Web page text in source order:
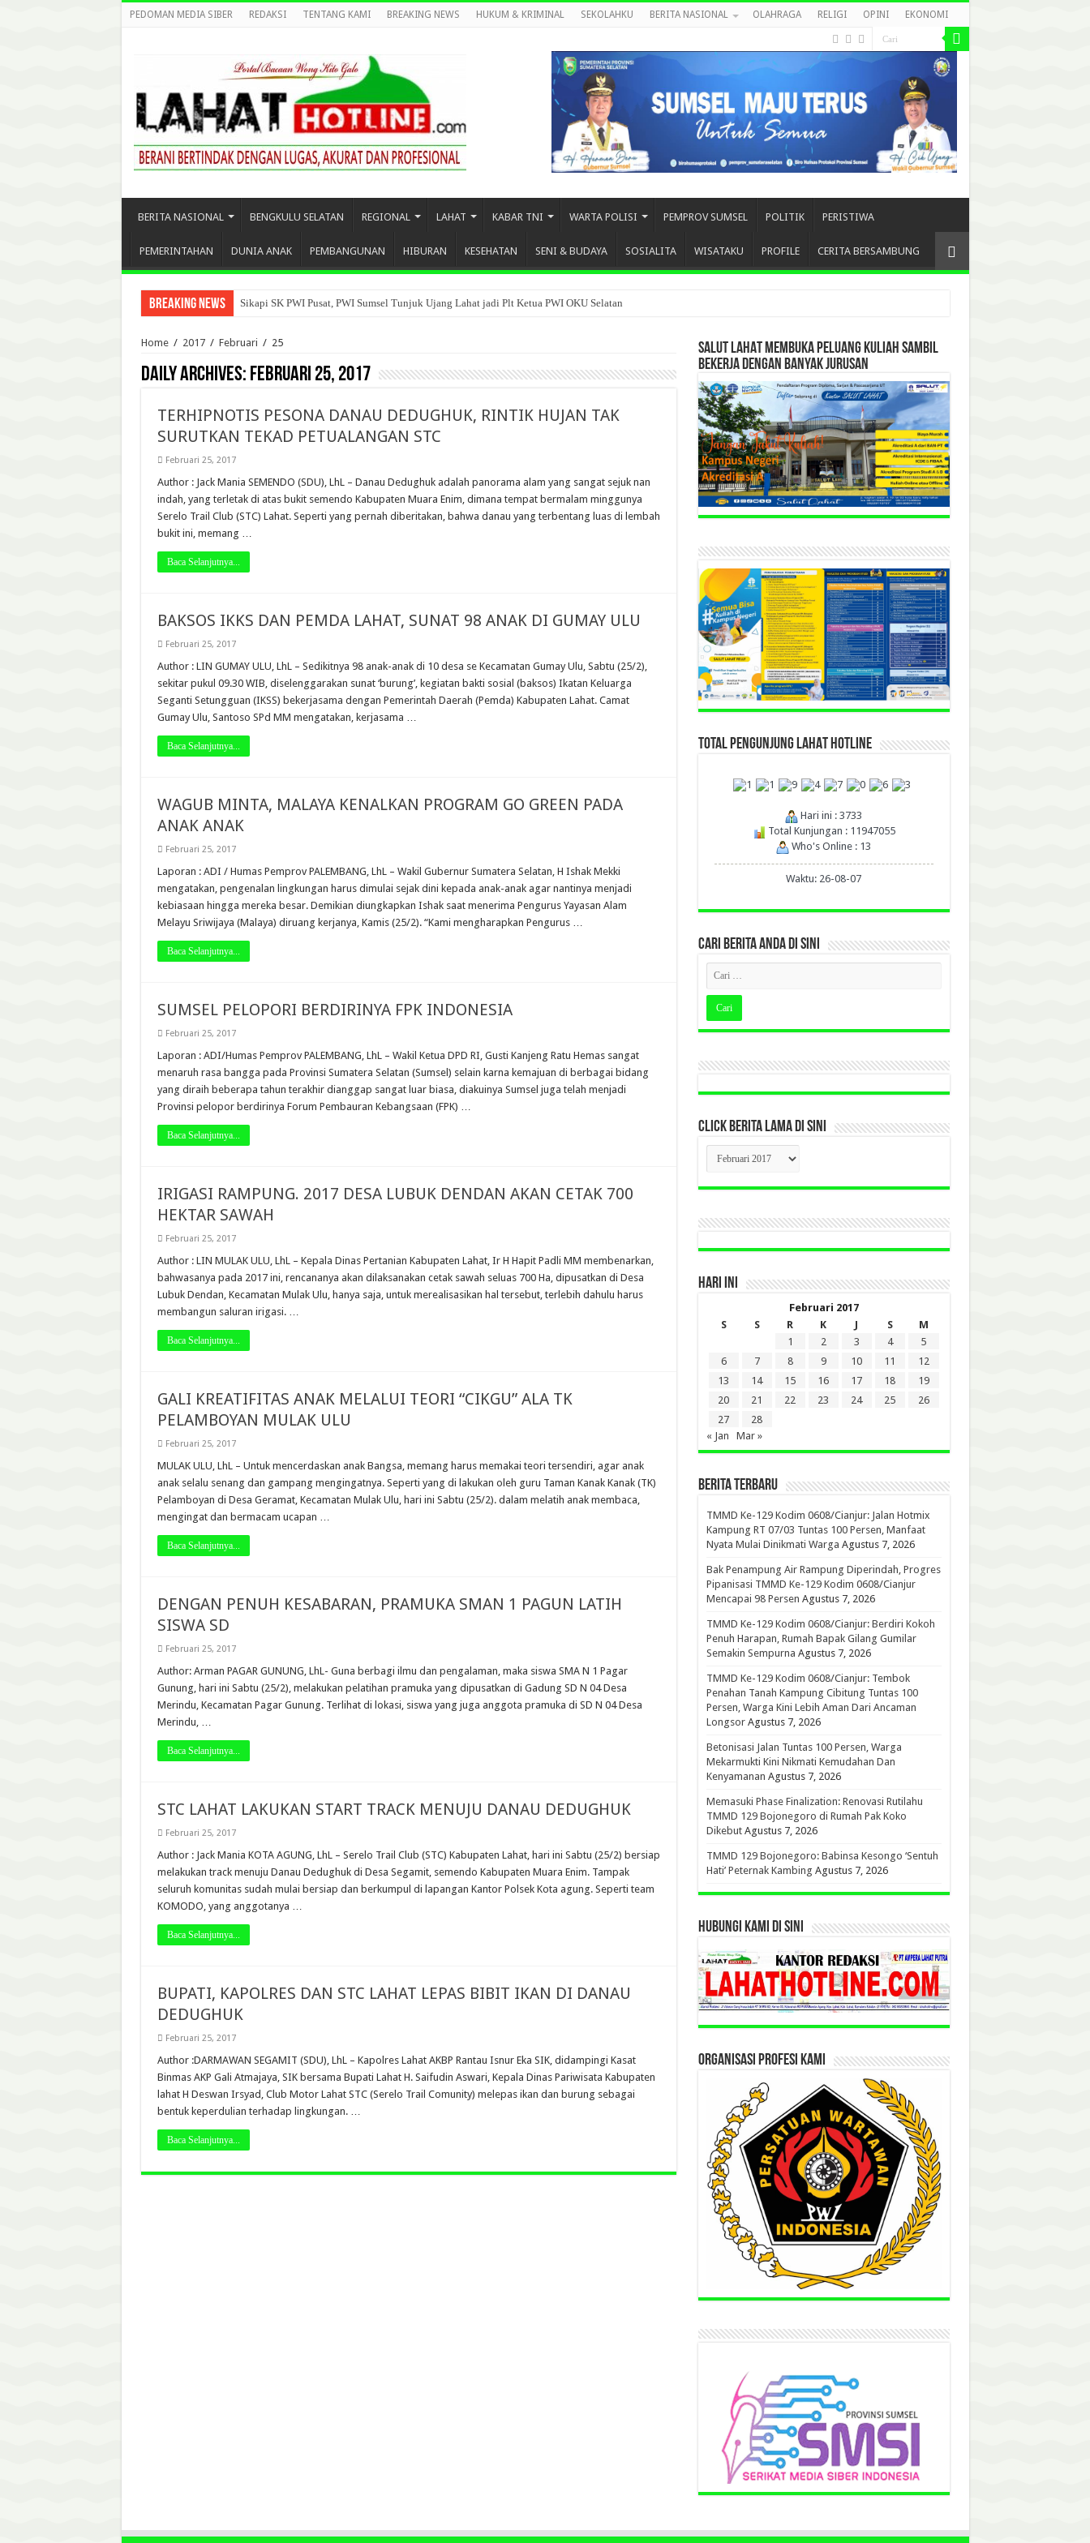
PEDOMAN MEDIA SIBER REDAKSI TENTANG KAMI BREAKING NEWS HUKUM & KRIMINAL SEKOLAHKU BERITA NASIONAL OLAHRAGA RELIGI OPINI EKONOMI
BERITA NASIONAL BENGKULU SELATAN REGIONAL LAHAT KABAR TNI WARTA POLISI PEMPROV SUMSEL POLITIK PERISTIWA
PEMERINTAHAN DUNIA ANAK PEMBANGUNAN HIBURAN KESEHATAN SENI & BUDAYA SOSIALITA WISATAKU PROFILE CERITA BERSAMBUNG
Breaking News Sikapi SK PWI Pusat, PWI Sumsel Tunjuk Ujang Lahat jadi Plt Ketua PWI OKU Selatan
Home / 2017 / Februari / 25
Daily Archives: Februari 25, 2017
TERHIPNOTIS PESONA DANAU DEDUGHUK, RINTIK HUJAN TAK
SURUTKAN TEKAD PETUALANGAN STC
Februari 25, 2017
Author : Jack Mania SEMENDO (SDU), LhL – Danau Dedughuk adalah panorama alam yang sangat sejuk nan
indah, yang terletak di atas bukit semendo Kabupaten Muara Enim, dimana tempat bermalam minggunya
Serelo Trail Club (STC) Lahat. Seperti yang pernah diberitakan, bahwa danau yang terbentang luas di lembah
bukit ini, memang …
Baca Selanjutnya...
BAKSOS IKKS DAN PEMDA LAHAT, SUNAT 98 ANAK DI GUMAY ULU
Februari 25, 2017
Author : LIN GUMAY ULU, LhL – Sedikitnya 98 anak-anak di 10 desa se Kecamatan Gumay Ulu, Sabtu (25/2),
sekitar pukul 09.30 WIB, diselenggarakan sunat ‘burung’, kegiatan bakti sosial (baksos) Ikatan Keluarga
Seganti Setungguan (IKSS) bekerjasama dengan Pemerintah Daerah (Pemda) Kabupaten Lahat. Camat
Gumay Ulu, Santoso SPd MM mengatakan, kerjasama …
Baca Selanjutnya...
WAGUB MINTA, MALAYA KENALKAN PROGRAM GO GREEN PADA
ANAK ANAK
Februari 25, 2017
Laporan : ADI / Humas Pemprov PALEMBANG, LhL – Wakil Gubernur Sumatera Selatan, H Ishak Mekki
mengatakan, pengenalan lingkungan harus dimulai sejak dini kepada anak-anak agar nantinya menjadi
kebiasaan hingga mereka besar. Demikian diungkapkan Ishak saat menerima Pengurus Yayasan Alam
Melayu Sriwijaya (Malaya) diruang kerjanya, Kamis (25/2). “Kami mengharapkan Pengurus …
Baca Selanjutnya...
SUMSEL PELOPORI BERDIRINYA FPK INDONESIA
Februari 25, 2017
Laporan : ADI/Humas Pemprov PALEMBANG, LhL – Wakil Ketua DPD RI, Gusti Kanjeng Ratu Hemas sangat
menaruh rasa bangga pada Provinsi Sumatera Selatan (Sumsel) selain karna kemajuan di berbagai bidang
yang diraih beberapa tahun terakhir dianggap sangat luar biasa, diakuinya Sumsel juga telah menjadi
Provinsi pelopor berdirinya Forum Pembauran Kebangsaan (FPK) …
Baca Selanjutnya...
IRIGASI RAMPUNG. 2017 DESA LUBUK DENDAN AKAN CETAK 700
HEKTAR SAWAH
Februari 25, 2017
Author : LIN MULAK ULU, LhL – Kepala Dinas Pertanian Kabupaten Lahat, Ir H Hapit Padli MM membenarkan,
bahwasanya pada 2017 ini, rencananya akan dilaksanakan cetak sawah seluas 700 Ha, dipusatkan di Desa
Lubuk Dendan, Kecamatan Mulak Ulu, hanya saja, untuk merealisasikan hal tersebut, terlebih dahulu harus
membangun saluran irigasi. …
Baca Selanjutnya...
GALI KREATIFITAS ANAK MELALUI TEORI “CIKGU” ALA TK
PELAMBOYAN MULAK ULU
Februari 25, 2017
MULAK ULU, LhL – Untuk mencerdaskan anak Bangsa, memang harus memakai teori tersendiri, agar anak
anak selalu senang dan gampang mengingatnya. Seperti yang di lakukan oleh guru Taman Kanak Kanak (TK)
Pelamboyan di Desa Geramat, Kecamatan Mulak Ulu, hari ini Sabtu (25/2). dalam melatih anak membaca,
mengingat dan bermacam ucapan …
Baca Selanjutnya...
DENGAN PENUH KESABARAN, PRAMUKA SMAN 1 PAGUN LATIH
SISWA SD
Februari 25, 2017
Author: Arman PAGAR GUNUNG, LhL- Guna berbagi ilmu dan pengalaman, maka siswa SMA N 1 Pagar
Gunung, hari ini Sabtu (25/2), melakukan pelatihan pramuka yang dipusatkan di Gadung SD N 04 Desa
Merindu, Kecamatan Pagar Gunung. Terlihat di lokasi, siswa yang juga anggota pramuka di SD N 04 Desa
Merindu, …
Baca Selanjutnya...
STC LAHAT LAKUKAN START TRACK MENUJU DANAU DEDUGHUK
Februari 25, 2017
Author : Jack Mania KOTA AGUNG, LhL – Serelo Trail Club (STC) Kabupaten Lahat, hari ini Sabtu (25/2) bersiap
melakukan track menuju Danau Dedughuk di Desa Segamit, semendo Kabupaten Muara Enim. Tampak
seluruh komunitas sudah mulai bersiap dan berkumpul di lapangan Kantor Polsek Kota agung. Seperti team
KOMODO, yang anggotanya …
Baca Selanjutnya...
BUPATI, KAPOLRES DAN STC LAHAT LEPAS BIBIT IKAN DI DANAU
DEDUGHUK
Februari 25, 2017
Author :DARMAWAN SEGAMIT (SDU), LhL – Kapolres Lahat AKBP Rantau Isnur Eka SIK, didampingi Kasat
Binmas AKP Gali Atmajaya, SIK bersama Bupati Lahat H. Saifudin Aswari, Kepala Dinas Pariwisata Kabupaten
lahat H Deswan Irsyad, Club Motor Lahat STC (Serelo Trail Comunity) melepas ikan dan burung sebagai
bentuk keperdulian terhadap lingkungan. …
Baca Selanjutnya...
SALUT LAHAT MEMBUKA PELUANG KULIAH SAMBIL
BEKERJA DENGAN BANYAK JURUSAN
TOTAL PENGUNJUNG LAHAT HOTLINE
Hari ini : 3733
Total Kunjungan : 11947055
Who's Online : 13
Waktu: 26-08-07
CARI BERITA ANDA DI SINI
CLICK BERITA LAMA DI SINI
CLICK
BERITA
LAMA
DI
HARI INI
Februari 2017
S
S R K J S
M
1
2 3 4
5
6
7 8 9 10 11
12
13
14 15 16 17 18
19
20
21 22 23 24 25
26
27
28
« Jan
Mar »
BERITA TERBARU
TMMD Ke-129 Kodim 0608/Cianjur: Jalan Hotmix
Kampung RT 07/03 Tuntas 100 Persen, Manfaat
Nyata Mulai Dinikmati Warga Agustus 7, 2026
Bak Penampung Air Rampung Diperindah, Progres
Pipanisasi TMMD Ke-129 Kodim 0608/Cianjur
Mencapai 98 Persen Agustus 7, 2026
TMMD Ke-129 Kodim 0608/Cianjur: Berdiri Kokoh
Penuh Harapan, Rumah Bapak Gilang Gumilar
Semakin Sempurna Agustus 7, 2026
TMMD Ke-129 Kodim 0608/Cianjur: Tembok
Penahan Tanah Kampung Cibitung Tuntas 100
Persen, Warga Kini Lebih Aman Dari Ancaman
Longsor Agustus 7, 2026
Betonisasi Jalan Tuntas 100 Persen, Warga
Mekarmukti Kini Nikmati Kemudahan Dan
Kenyamanan Agustus 7, 2026
Memasuki Phase Finalization: Renovasi Rutilahu
TMMD 129 Bojonegoro di Rumah Pak Koko
Dikebut Agustus 7, 2026
TMMD 129 Bojonegoro: Babinsa Kesongo ‘Sentuh
Hati’ Peternak Kambing Agustus 7, 2026
HUBUNGI KAMI DI SINI
ORGANISASI PROFESI KAMI